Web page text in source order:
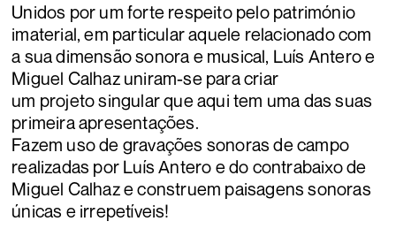
Unidos por um forte respeito pelo património
imaterial, em particular aquele relacionado com
a sua dimensão sonora e musical, Luís Antero e
Miguel Calhaz uniram-se para criar
um projeto singular que aqui tem uma das suas
primeira apresentações.
Fazem uso de gravações sonoras de campo
realizadas por Luís Antero e do contrabaixo de
Miguel Calhaz e construem paisagens sonoras
únicas e irrepetíveis!